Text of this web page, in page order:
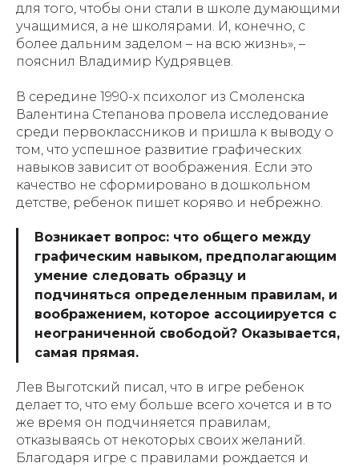
для того, чтобы они стали в школе думающими
учащимися, а не школярами. И, конечно, с
более дальним заделом – на всю жизнь», –
пояснил Владимир Кудрявцев.
В середине 1990-х психолог из Смоленска
Валентина Степанова провела исследование
среди первоклассников и пришла к выводу о
том, что успешное развитие графических
навыков зависит от воображения. Если это
качество не сформировано в дошкольном
детстве, ребенок пишет коряво и небрежно.
Возникает вопрос: что общего между
графическим навыком, предполагающим
умение следовать образцу и
подчиняться определенным правилам, и
воображением, которое ассоциируется с
неограниченной свободой? Оказывается,
самая прямая.
Лев Выготский писал, что в игре ребенок
делает то, что ему больше всего хочется и в то
же время он подчиняется правилам,
отказываясь от некоторых своих желаний.
Благодаря игре с правилами рождается и